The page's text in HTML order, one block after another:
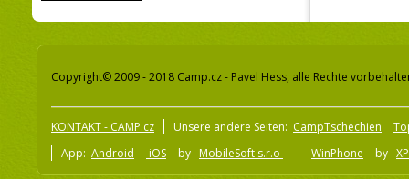
Copyright© 2009 - 2018 Camp.cz - Pavel Hess, alle Rechte
KONTAKT - CAMP.cz Unsere andere Seiten: CampTschechien
App: Android iOS by MobileSoft s.r.o WinPhone by